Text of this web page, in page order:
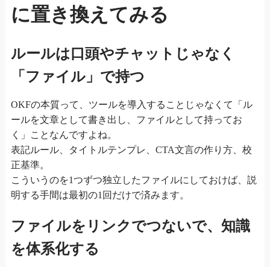
に置き換えてみる
ルールは口頭やチャットじゃなく
「ファイル」で持つ
OKFの本質って、ツールを導入することじゃなくて「ル
ールを文章として書き出し、ファイルとして持ってお
く」ことなんですよね。
表記ルール、タイトルテンプレ、CTA文言の作り方、校
正基準。
こういうのを1つずつ独立したファイルにしておけば、説
明する手間は最初の1回だけで済みます。
ファイルをリンクでつないで、知識
を体系化する